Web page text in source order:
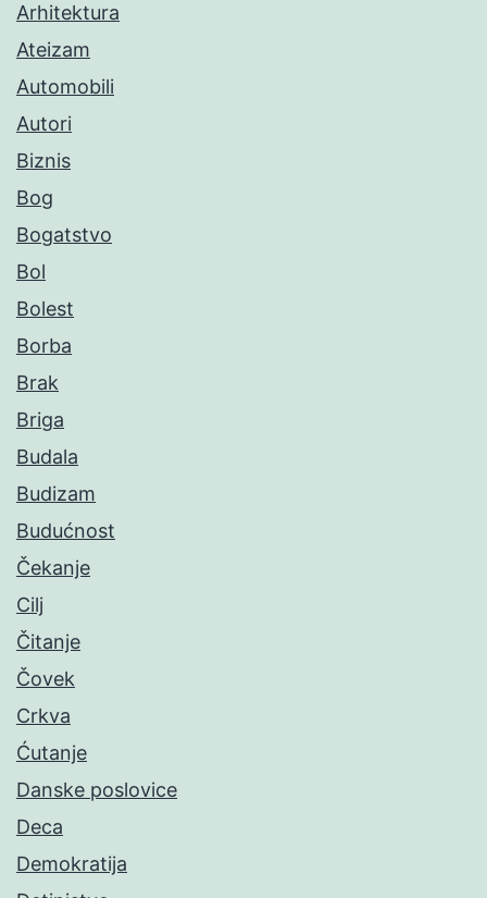
Arhitektura
Ateizam
Automobili
Autori
Biznis
Bog
Bogatstvo
Bol
Bolest
Borba
Brak
Briga
Budala
Budizam
Budućnost
Čekanje
Cilj
Čitanje
Čovek
Crkva
Ćutanje
Danske poslovice
Deca
Demokratija